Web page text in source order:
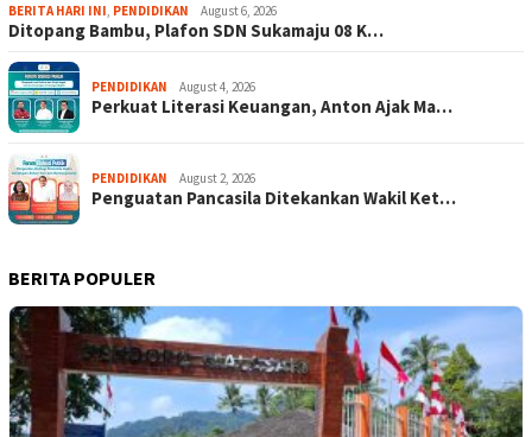
BERITA HARI INI, PENDIDIKAN August 6, 2026
Ditopang Bambu, Plafon SDN Sukamaju 08 K…
PENDIDIKAN August 4, 2026
Perkuat Literasi Keuangan, Anton Ajak Ma…
PENDIDIKAN August 2, 2026
Penguatan Pancasila Ditekankan Wakil Ket…
BERITA POPULER